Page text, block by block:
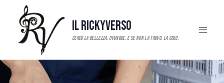
contenuto
Il RickyVerso